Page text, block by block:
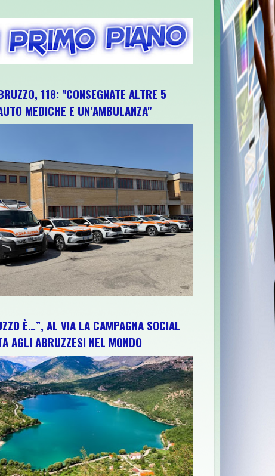
118: "CONSEGNATE ALTRE 5
MEDICHE E UN’AMBULANZA"
È…”, AL VIA LA CAMPAGNA SOCIAL
AGLI ABRUZZESI NEL MONDO